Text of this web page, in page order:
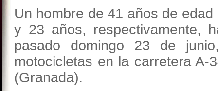
Un hombre de 41 años de
y 23 años, respectivamente,
pasado domingo 23 de
motocicletas en la carretera A-
(Granada).